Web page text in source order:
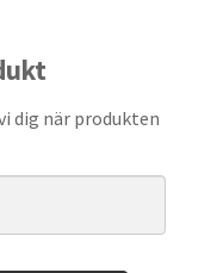
dig när produkten